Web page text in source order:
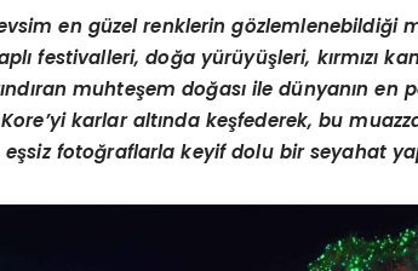
en güzel renklerin gözlemlenebildiği
festivalleri, doğa yürüyüşleri, kırmızı
muhteşem doğası ile dünyanın en
’yi karlar altında keşfederek, bu
eşsiz fotoğraflarla keyif dolu bir seyahat